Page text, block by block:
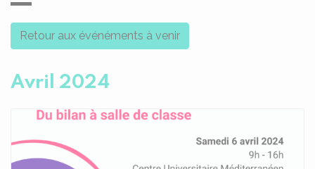
Retour aux événéments à venir
Avril 2024